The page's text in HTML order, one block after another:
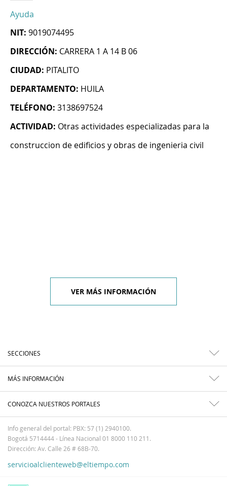
Ayuda
NIT: 9019074495
DIRECCIÓN: CARRERA 1 A 14 B 06
CIUDAD: PITALITO
DEPARTAMENTO: HUILA
TELÉFONO: 3138697524
ACTIVIDAD: Otras actividades especializadas para la
construccion de edificios y obras de ingenieria civil
VER MÁS INFORMACIÓN
SECCIONES
MÁS INFORMACIÓN
CONOZCA NUESTROS PORTALES
Info general del portal: PBX: 57 (1) 2940100.
Bogotá 5714444 - Línea Nacional 01 8000 110 211.
Dirección: Av. Calle 26 # 68B-70.
servicioalclienteweb@eltiempo.com